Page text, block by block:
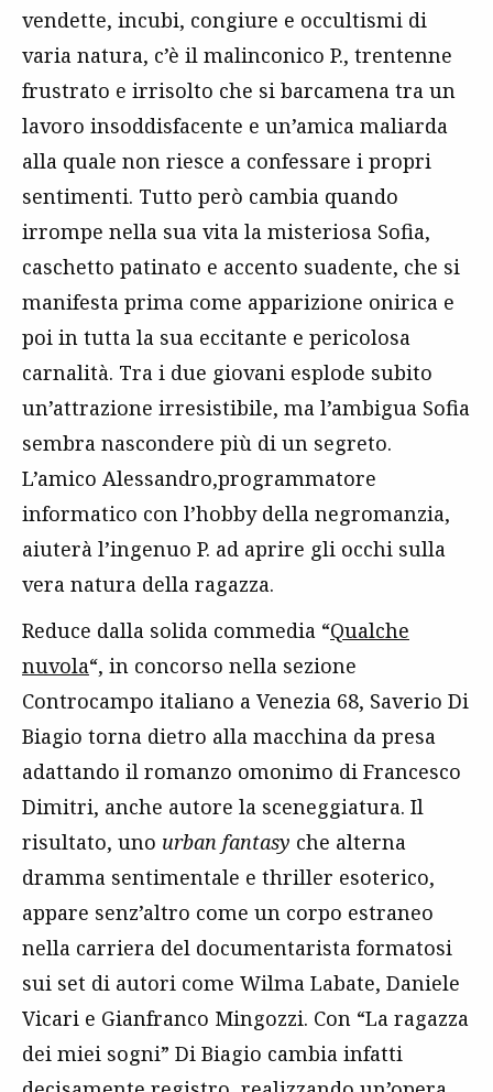
vendette, incubi, congiure e occultismi di
varia natura, c’è il malinconico P., trentenne
frustrato e irrisolto che si barcamena tra un
lavoro insoddisfacente e un’amica maliarda
alla quale non riesce a confessare i propri
sentimenti. Tutto però cambia quando
irrompe nella sua vita la misteriosa Sofia,
caschetto patinato e accento suadente, che si
manifesta prima come apparizione onirica e
poi in tutta la sua eccitante e pericolosa
carnalità. Tra i due giovani esplode subito
un’attrazione irresistibile, ma l’ambigua Sofia
sembra nascondere più di un segreto.
L’amico Alessandro,programmatore
informatico con l’hobby della negromanzia,
aiuterà l’ingenuo P. ad aprire gli occhi sulla
vera natura della ragazza.
Reduce dalla solida commedia “Qualche
nuvola“, in concorso nella sezione
Controcampo italiano a Venezia 68, Saverio Di
Biagio torna dietro alla macchina da presa
adattando il romanzo omonimo di Francesco
Dimitri, anche autore la sceneggiatura. Il
risultato, uno urban fantasy che alterna
dramma sentimentale e thriller esoterico,
appare senz’altro come un corpo estraneo
nella carriera del documentarista formatosi
sui set di autori come Wilma Labate, Daniele
Vicari e Gianfranco Mingozzi. Con “La ragazza
dei miei sogni” Di Biagio cambia infatti